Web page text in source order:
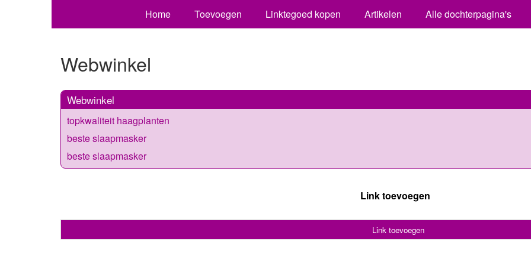
Home Toevoegen Linktegoed kopen Artikelen Alle dochterpagina's
Webwinkel
Webwinkel
topkwaliteit haagplanten
beste slaapmasker
beste slaapmasker
Link toevoegen
Link toevoegen